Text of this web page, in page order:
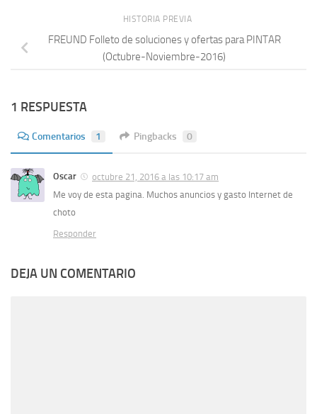
HISTORIA PREVIA
FREUND Folleto de soluciones y ofertas para PINTAR
(Octubre-Noviembre-2016)
1 RESPUESTA
Comentarios 1 Pingbacks 0
Oscar
octubre 21, 2016 a las 10:17 am
Me voy de esta pagina. Muchos anuncios y gasto Internet de
choto
Responder
DEJA UN COMENTARIO